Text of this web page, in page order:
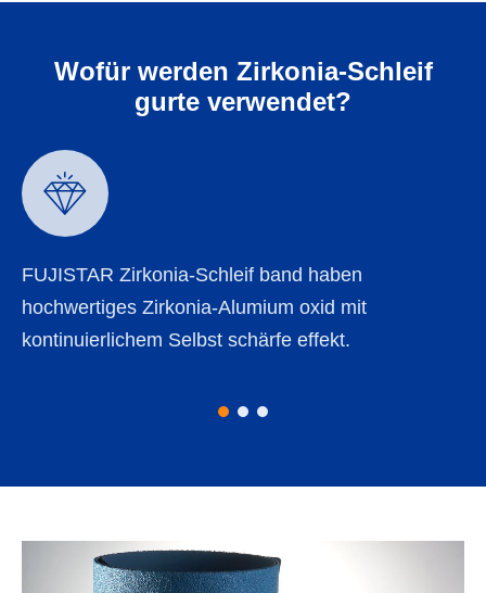
Wofür werden Zirkonia-Schleif
gurte verwendet?

FUJISTAR Zirkonia-Schleif band haben
hochwertiges Zirkonia-Alumium oxid mit
kontinuierlichem Selbst schärfe effekt.